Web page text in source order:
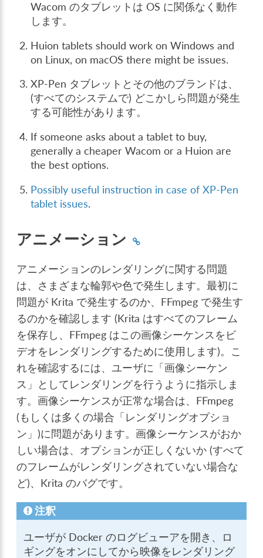
Wacom のタブレットは OS に関係なく動作
します。
Huion tablets should work on Windows and
on Linux, on macOS there might be issues.
XP-Pen タブレットとその他のブランドは、
(すべてのシステムで) どこかしら問題が発生
する可能性があります。
If someone asks about a tablet to buy,
generally a cheaper Wacom or a Huion are
the best options.
Possibly useful instruction in case of XP-Pen
tablet issues.
アニメーション
アニメーションのレンダリングに関する問題
は、さまざまな輪郭や色で発生します。最初に
問題が Krita で発生するのか、FFmpeg で発生す
るのかを確認します (Krita はすべてのフレーム
を保存し、FFmpeg はこの画像シーケンスをビ
デオをレンダリングするために使用します)。こ
れを確認するには、ユーザに「画像シーケン
ス」としてレンダリングを行うように指示しま
す。画像シーケンスが正常な場合は、FFmpeg
(もしくは多くの場合「レンダリングオプショ
ン」)に問題があります。画像シーケンスがおか
しい場合は、オプションが正しくないか (すべて
のフレームがレンダリングされていない場合な
ど)、Krita のバグです。
注釈
ユーザが Docker のログビューアを開き、ロ
ギングをオンにしてから映像をレンダリング